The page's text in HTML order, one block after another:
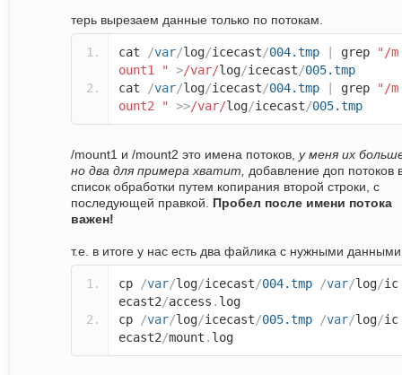
терь вырезаем данные только по потокам.
cat /var/log/icecast/004.tmp grep
"/m
ount1 "
>/var/log/icecast/005.tmp
cat
/var/log/icecast/004.tmp grep
"/m
ount2 "
>>/var/log/icecast/005.tmp
/mount1 и /mount2 это имена потоков, у меня их
но два для примера хватит,
добавление доп потоков
список обработки путем копирания второй строки, с
последующей правкой. Пробел после имени потока
важен!
т.е. в итоге у нас есть два файлика с нужными
cp /var/log/icecast/004.tmp /var/log/ic
ecast2/access . log
cp
/var/log/icecast/005.tmp /var/log/ic
ecast2/mount . log